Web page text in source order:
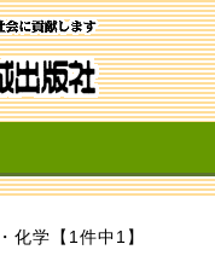
化学【1件中1】